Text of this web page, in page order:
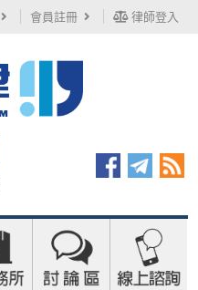
會員註冊 律師登入